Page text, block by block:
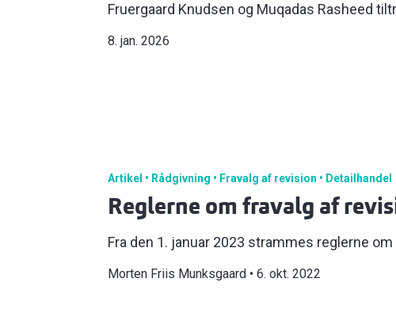
Fruergaard Knudsen og Muqadas Rasheed
8. jan. 2026
Artikel Rådgivning Fravalg af revision Detailhandel
Reglerne om fravalg af
Fra den 1. januar 2023 strammes reglerne
Morten Friis Munksgaard 6. okt. 2022